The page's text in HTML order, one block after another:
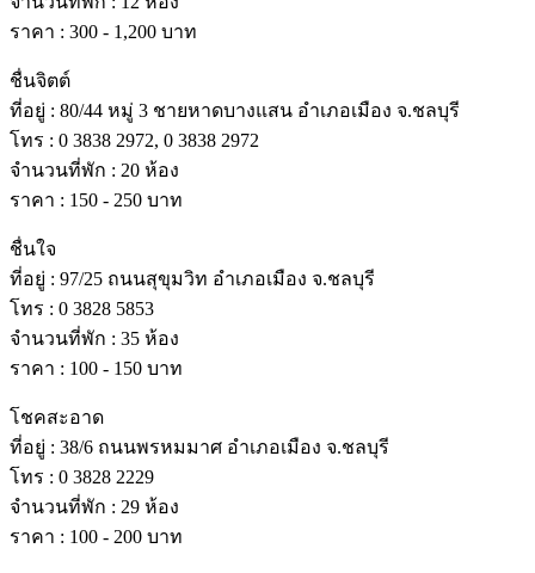
ราคา : 300 - 1,200 บาท
ชื่นจิตต์
ที่อยู่ : 80/44 หมู่ 3 ชายหาดบางแสน อําเภอเมือง จ.ชลบุรี
โทร : 0 3838 2972, 0 3838 2972
จํานวนที่พัก : 20 ห้อง
ราคา : 150 - 250 บาท
ชื่นใจ
ที่อยู่ : 97/25 ถนนสุขุมวิท อําเภอเมือง จ.ชลบุรี
โทร : 0 3828 5853
จํานวนที่พัก : 35 ห้อง
ราคา : 100 - 150 บาท
โชคสะอาด
ที่อยู่ : 38/6 ถนนพรหมมาศ อําเภอเมือง จ.ชลบุรี
โทร : 0 3828 2229
จํานวนที่พัก : 29 ห้อง
ราคา : 100 - 200 บาท